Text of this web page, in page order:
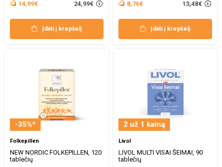
14,99€ 24,99€
Įdėti į krepšelį
8,76€ 13,48€
Įdėti į krepšelį
-35%*
Folkepillen
NEW NORDIC FOLKEPILLEN, 120
tablečių
2 už 1 kainą
Livol
LIVOL MULTI VISAI ŠEIMAI, 90
tablečių